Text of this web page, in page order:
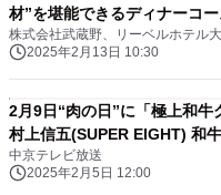
材”を堪能できるディナーコ
株式会社武蔵野、リーベルホテル
2025年2月13日 10:30
2月9日“肉の日”に「極上和牛
村上信五(SUPER EIGHT) 和
中京テレビ放送
2025年2月5日 12:00